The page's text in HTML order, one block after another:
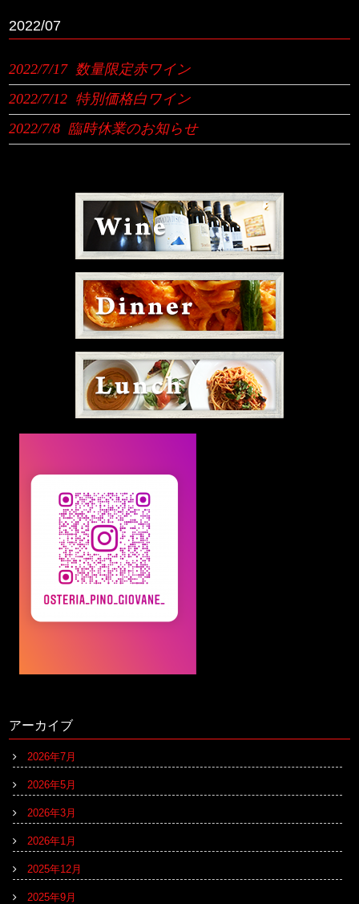
2022/07
2022/7/17 数量限定赤ワイン
2022/7/12 特別価格白ワイン
2022/7/8 臨時休業のお知らせ
アーカイブ
2026年7月
2026年5月
2026年3月
2026年1月
2025年12月
2025年9月